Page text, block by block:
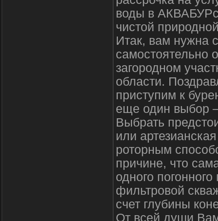
воды в
чистой
Итак, вам нужна
самостоятельно
загородном
области.
приступим к
еще один выбор
Выбрать
или
роторным
причине, что
одного
фильтровой
счет глубины
От всей души